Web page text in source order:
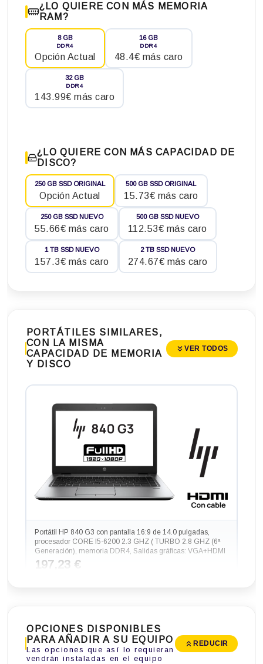
¿LO QUIERE CON MÁS MEMORIA
RAM?
8 GB
DDR4
Opción Actual
16 GB
DDR4
48.4€ más caro
32 GB
DDR4
143.99€ más caro
¿LO QUIERE CON MÁS CAPACIDAD DE
DISCO?
250 GB SSD ORIGINAL
Opción Actual
500 GB SSD ORIGINAL
15.73€ más caro
250 GB SSD NUEVO
55.66€ más caro
500 GB SSD NUEVO
112.53€ más caro
1 TB SSD NUEVO
157.3€ más caro
2 TB SSD NUEVO
274.67€ más caro
PORTÁTILES SIMILARES,
CON LA MISMA
CAPACIDAD DE MEMORIA
Y DISCO
VER TODOS
Portátil HP 840 G3 con pantalla 16:9 de 14.0 pulgadas,
procesador CORE I5-6200 2.3 GHZ ( TURBO 2.8 GHZ (6ª
Generación), memoria DDR4, Salidas gráficas: VGA+HDMI
197,23 €
OPCIONES DISPONIBLES
PARA AÑADIR A SU EQUIPO
Las opciones que así lo requieran
vendrán instaladas en el equipo
REDUCIR